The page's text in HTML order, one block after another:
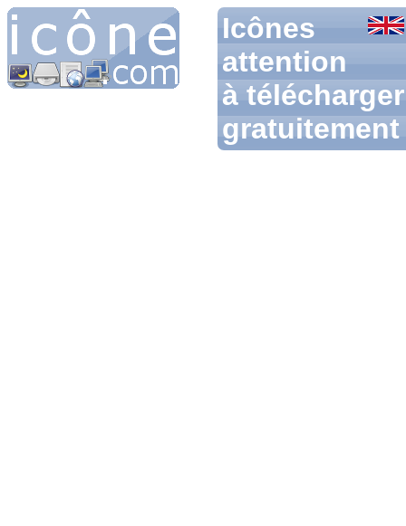
Icônes
attention
à télécharger
gratuitement